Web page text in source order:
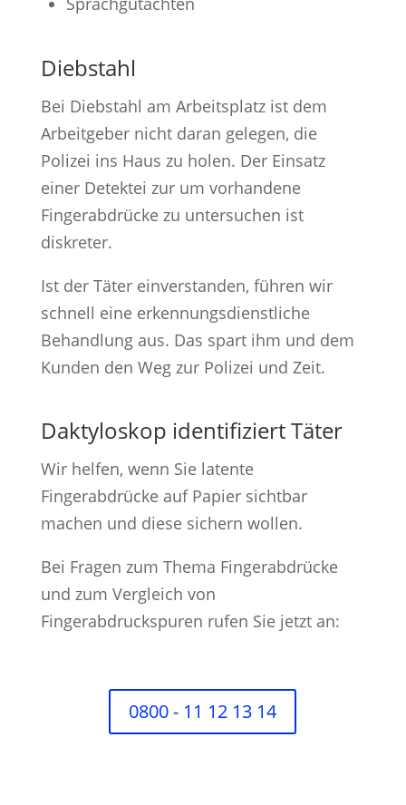
Diebstahl
Bei Diebstahl am Arbeitsplatz ist dem
Arbeitgeber nicht daran gelegen, die
Polizei ins Haus zu holen. Der Einsatz
einer Detektei zur um vorhandene
Fingerabdrücke zu untersuchen ist
diskreter.
Ist der Täter einverstanden, führen wir
schnell eine erkennungsdienstliche
Behandlung aus. Das spart ihm und dem
Kunden den Weg zur Polizei und Zeit.
Daktyloskop identifiziert Täter
Wir helfen, wenn Sie latente
Fingerabdrücke auf Papier sichtbar
machen und diese sichern wollen.
Bei Fragen zum Thema Fingerabdrücke
und zum Vergleich von
Fingerabdruckspuren rufen Sie jetzt an:
0800 - 11 12 13 14